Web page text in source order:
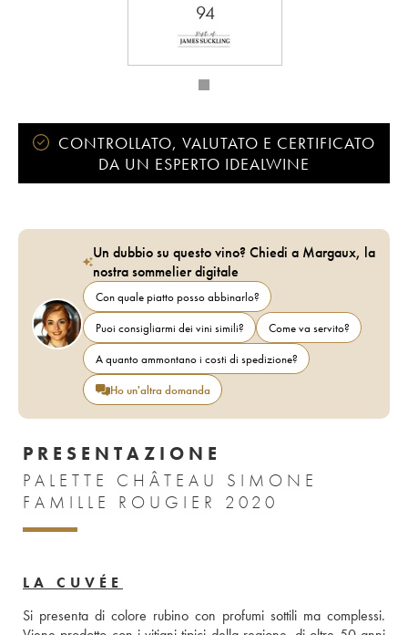
94
CONTROLLATO, VALUTATO E CERTIFICATO
DA UN ESPERTO IDEALWINE
Un dubbio su questo vino? Chiedi a Margaux, la
nostra sommelier digitale
Con quale piatto posso abbinarlo?
Puoi consigliarmi dei vini simili?
Come va servito?
A quanto ammontano i costi di spedizione?
Ho un'altra domanda
PRESENTAZIONE
PALETTE CHÂTEAU SIMONE
FAMILLE ROUGIER 2020
LA CUVÉE
Si presenta di colore rubino con profumi sottili ma complessi.